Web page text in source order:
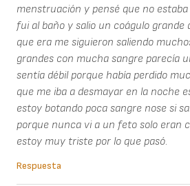
menstruación y pensé que no
fui al baño y salio un coágulo grande
que era me siguieron saliendo
grandes con mucha sangre parecía
sentía débil porque había perdido
que me iba a desmayar en la noche
estoy botando poca sangre nose si
porque nunca vi a un feto solo eran
estoy muy triste por lo que pasó.
Respuesta